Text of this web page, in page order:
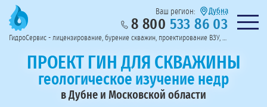
Предоставим полный пакет документов
Пригласить в тендер
Колл-центр на связи с 9:00 до 19:00
Перезвоните мне!
Ваш регион: Дубна
8 800 533 86 03 Нужна
ГидроСервис - лицензирование, бурение скважин, проектирование ВЗУ, системы водоподготовки
ПРОЕКТ ГИН ДЛЯ СКВАЖИНЫ
геологическое изучение недр
в Дубне и Московской области